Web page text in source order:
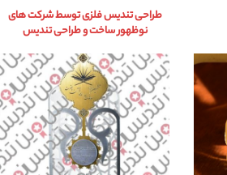
طراحی تندیس فلزی توسط شرکت های
نوظهور ساخت و طراحی تندیس